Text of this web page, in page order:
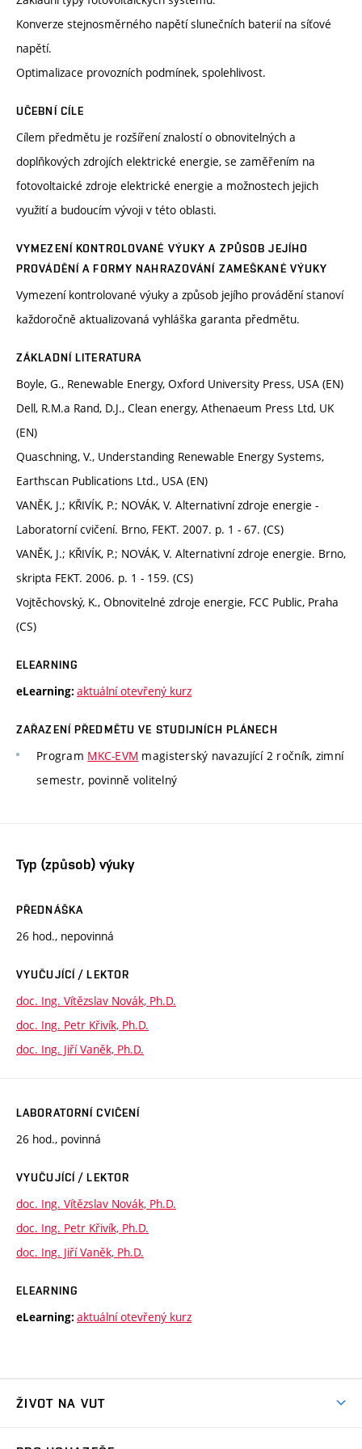
Konverze stejnosměrného napětí slunečních baterií na síťové
napětí.
Optimalizace provozních podmínek, spolehlivost.
UČEBNÍ CÍLE
Cílem předmětu je rozšíření znalostí o obnovitelných a
doplňkových zdrojích elektrické energie, se zaměřením na
fotovoltaické zdroje elektrické energie a možnostech jejich
využití a budoucím vývoji v této oblasti.
VYMEZENÍ KONTROLOVANÉ VÝUKY A ZPŮSOB JEJÍHO
PROVÁDĚNÍ A FORMY NAHRAZOVÁNÍ ZAMEŠKANÉ VÝUKY
Vymezení kontrolované výuky a způsob jejího provádění stanoví
každoročně aktualizovaná vyhláška garanta předmětu.
ZÁKLADNÍ LITERATURA
Boyle, G., Renewable Energy, Oxford University Press, USA (EN)
Dell, R.M.a Rand, D.J., Clean energy, Athenaeum Press Ltd, UK
(EN)
Quaschning, V., Understanding Renewable Energy Systems,
Earthscan Publications Ltd., USA (EN)
VANĚK, J.; KŘIVÍK, P.; NOVÁK, V. Alternativní zdroje energie -
Laboratorní cvičení. Brno, FEKT. 2007. p. 1 - 67. (CS)
VANĚK, J.; KŘIVÍK, P.; NOVÁK, V. Alternativní zdroje energie. Brno,
skripta FEKT. 2006. p. 1 - 159. (CS)
Vojtěchovský, K., Obnovitelné zdroje energie, FCC Public, Praha
(CS)
ELEARNING
eLearning: aktuální otevřený kurz
ZAŘAZENÍ PŘEDMĚTU VE STUDIJNÍCH PLÁNECH
Program MKC-EVM magisterský navazující 2 ročník, zimní
semestr, povinně volitelný
Typ (způsob) výuky
PŘEDNÁŠKA
26 hod., nepovinná
VYUČUJÍCÍ / LEKTOR
doc. Ing. Vítězslav Novák, Ph.D.
doc. Ing. Petr Křivík, Ph.D.
doc. Ing. Jiří Vaněk, Ph.D.
LABORATORNÍ CVIČENÍ
26 hod., povinná
VYUČUJÍCÍ / LEKTOR
doc. Ing. Vítězslav Novák, Ph.D.
doc. Ing. Petr Křivík, Ph.D.
doc. Ing. Jiří Vaněk, Ph.D.
ELEARNING
eLearning: aktuální otevřený kurz
ŽIVOT NA VUT